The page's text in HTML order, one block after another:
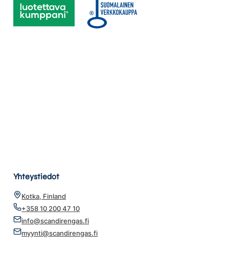
Yhteystiedot
Kotka, Finland
+358 10 200 47 10
info@scandirengas.fi
myynti@scandirengas.fi